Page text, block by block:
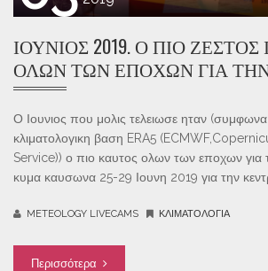
ΙΟΎΝΙΟΣ 2019. Ο ΠΙΟ ΖΕΣΤΌΣ
ΌΛΩΝ ΤΩΝ ΕΠΟΧΏΝ ΓΙΑ
Ο Ιουνιος που μολις τελειωσε ηταν
κλιματολογικη βαση ERA5
Service)) ο πιο καυτος ολων των εποχων
κυμα καυσωνα 25-29 Ιουνη 2019 για την
METEOLOGY LIVECAMS ΚΛΙΜΑΤΟΛΟΓΊΑ
Περισσότερα